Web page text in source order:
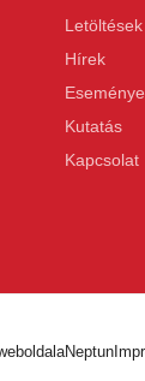
Letöltések
Hírek
Kutatás
Kapcsolat
Neptun